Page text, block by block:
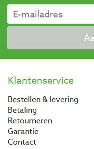
Klantenservice
Bestellen & levering
Betaling
Retourneren
Garantie
Contact